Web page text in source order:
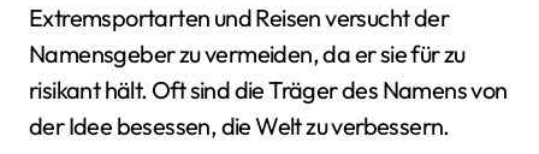
Extremsportarten und Reisen versucht der
Namensgeber zu vermeiden, da er sie für zu
risikant hält. Oft sind die Träger des Namens von
der Idee besessen, die Welt zu verbessern.